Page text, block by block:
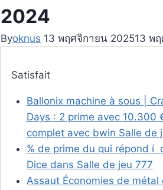
2024
Byoknus 13 พฤศจิกายน 202513 พ
Satisfait
Ballonix machine à sous |
Days : 2 prime avec 10.300
complet avec bwin Salle de
% de prime du qui répond í
Dice dans Salle de jeu 777
Assaut Économies de métal